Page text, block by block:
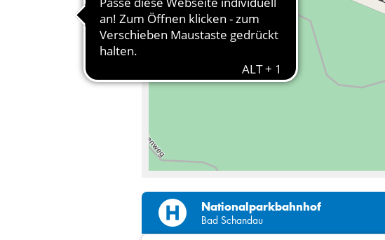
Nationalparkbahnhof
Bad Schandau